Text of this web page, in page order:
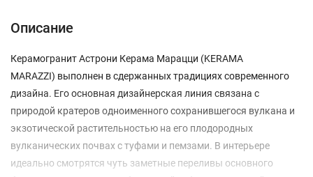
Описание
Керамогранит Астрони Керама Марацци (KERAMA
MARAZZI) выполнен в сдержанных традициях современного
дизайна. Его основная дизайнерская линия связана с
природой кратеров одноименного сохранившегося вулкана и
экзотической растительностью на его плодородных
вулканических почвах с туфами и пемзами. В интерьере
идеально смотрятся чуть заметные переливы основного